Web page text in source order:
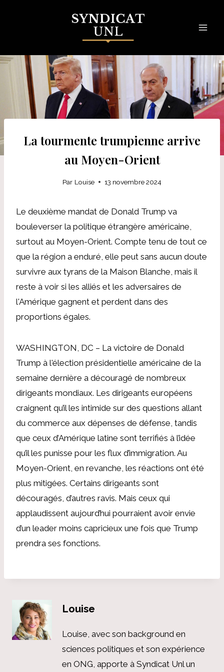
La tourmente trumpienne arrive
au Moyen-Orient
Par Louise 13 novembre 2024
Le deuxième mandat de Donald Trump va
bouleverser la politique étrangère américaine,
surtout au Moyen-Orient. Compte tenu de tout ce
que la région a enduré, elle peut sans aucun doute
survivre aux tyrans de la Maison Blanche, mais il
reste à voir si les alliés et les adversaires de
l'Amérique gagnent et perdent dans des
proportions égales.
WASHINGTON, DC – La victoire de Donald
Trump à l'élection présidentielle américaine de la
semaine dernière a découragé de nombreux
dirigeants mondiaux. Les dirigeants européens
craignent qu’il les intimide sur des questions allant
du commerce aux dépenses de défense, tandis
que ceux d’Amérique latine sont terrifiés à l’idée
qu’il les punisse pour les flux d’immigration. Au
Moyen-Orient, en revanche, les réactions ont été
plus mitigées. Certains dirigeants sont
découragés, d’autres ravis. Mais ceux qui
applaudissent aujourd’hui pourraient avoir envie
d’un leader moins capricieux une fois que Trump
prendra ses fonctions.
Louise
Louise, avec son background en
sciences politiques et son expérience
en ONG, apporte à Syndicat Unl un